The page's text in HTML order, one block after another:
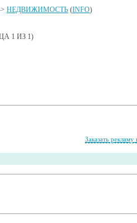
НЕДВИЖИМОСТЬ (INFO)
1 ИЗ 1)
Заказать рекламу